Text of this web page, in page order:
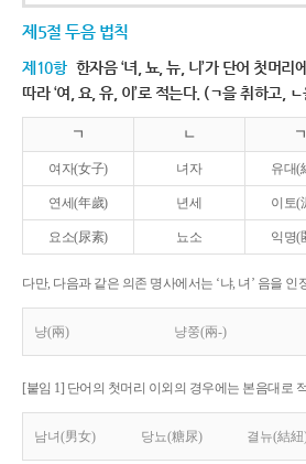
제5절 두음 법칙
제10항 한자음 ‘녀, 뇨, 뉴, 니’가 단어 첫머리
따라 ‘여, 요, 유, 이’로 적는다. (ㄱ을 취하고,
ㄱ ㄴ ㄱ
여자(女子) 녀자 유대(
연세(年歲) 년세 이토(
요소(尿素) 뇨소 익명(
다만, 다음과 같은 의존 명사에서는 ‘냐, 녀’ 음을 인
냥(兩) 냥쭝(兩-)
[붙임 1] 단어의 첫머리 이외의 경우에는 본음대로
남녀(男女) 당뇨(糖尿) 결뉴(結紐